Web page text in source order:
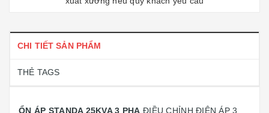
CHI TIẾT SẢN PHẨM
THẺ TAGS
ỔN ÁP STANDA 25KVA 3 PHA ĐIỀU CHỈNH ĐIỆN ÁP 3